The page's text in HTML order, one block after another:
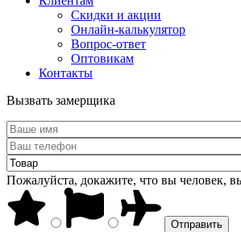
Скидки и акции
Онлайн-калькулятор
Вопрос-ответ
Оптовикам
Контакты
Вызвать замерщика
Пожалуйста, докажите, что вы человек,